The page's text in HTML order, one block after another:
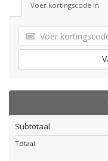
Voer kortingscode in
Subtotaal
Totaal